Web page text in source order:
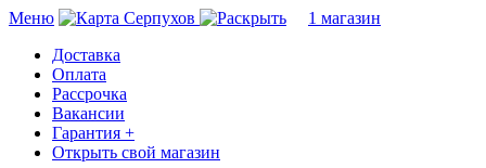
Меню Серпухов
1 магазин
Доставка
Оплата
Рассрочка
Вакансии
Гарантия +
Открыть свой магазин